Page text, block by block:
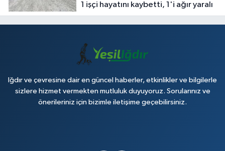
oldu
1 işçi hayatını kaybetti, 1'i ağır yaralı
Iğdır ve çevresine dair en güncel haberler, etkinlikler ve bilgilerle
sizlere hizmet vermekten mutluluk duyuyoruz. Sorularınız ve
önerileriniz için bizimle iletişime geçebilirsiniz.